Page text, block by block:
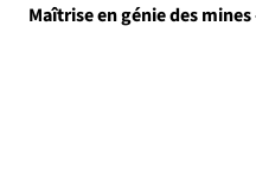
Maîtrise en génie des